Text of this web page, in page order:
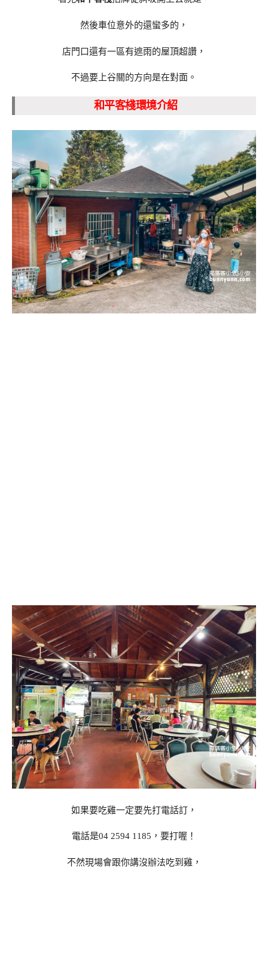
然後車位意外的還蠻多的，
店門口還有一區有遮雨的屋頂超讚，
不過要上谷關的方向是在對面。
和平客棧環境介紹
如果要吃雞一定要先打電話訂，
電話是04 2594 1185，要打喔！
不然現場會跟你講沒辦法吃到雞，